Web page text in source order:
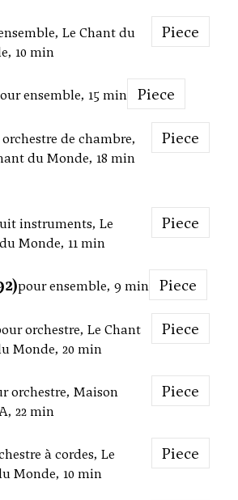
Le Chant du
10 min
Piece
ensemble, 15 min Piece
de chambre,
du Monde, 18 min
Piece
instruments, Le
Monde, 11 min
Piece
pour ensemble, 9 min Piece
orchestre, Le Chant
Monde, 20 min
Piece
orchestre, Maison
22 min
Piece
à cordes, Le
Monde, 10 min
Piece